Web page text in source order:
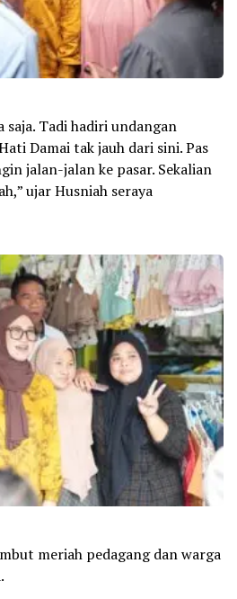
Tadi hadiri undangan
Damai tak jauh dari sini. Pas
jalan-jalan ke pasar. Sekalian
ujar Husniah seraya
meriah pedagang dan warga